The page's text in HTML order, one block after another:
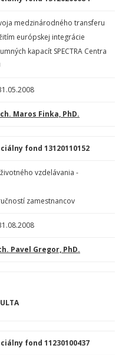
medzinárodného transferu
európskej integrácie
kapacít SPECTRA Centra
Maros Finka, PhD.
fond 13120110152
vzdelávania -
zamestnancov
Pavel Gregor, PhD.
fond 11230100437